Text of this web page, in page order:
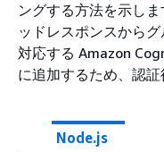
ングする方法を示し
ッドレスポンスから
対応する Amazon
に追加するため、認証
Node.js